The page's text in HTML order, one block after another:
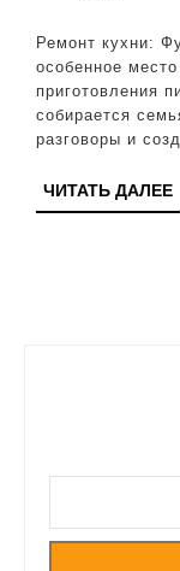
Ремонт кухни: Функциональность и удобство Кухня –
особенное
приготовления
собирается
разговоры и
ЧИТАТЬ ДАЛЕЕ